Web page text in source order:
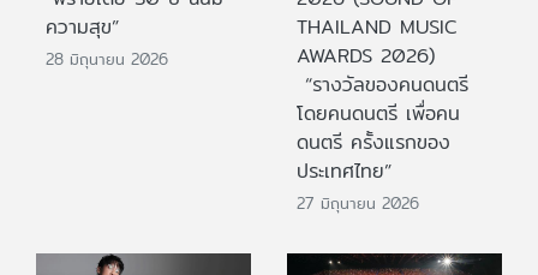
ความสุข”
28 มิถุนายน 2026
THAILAND MUSIC
AWARDS 2026)
“รางวัลของคนดนตรี
โดยคนดนตรี เพื่อคน
ดนตรี ครั้งแรกของ
ประเทศไทย”
27 มิถุนายน 2026